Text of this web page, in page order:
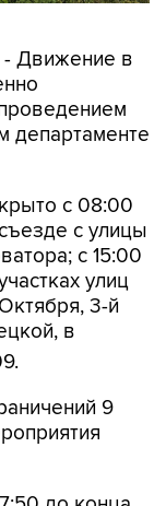
Движение в
с 08:00
с 15:00
улиц
3-й
в
9
до конца